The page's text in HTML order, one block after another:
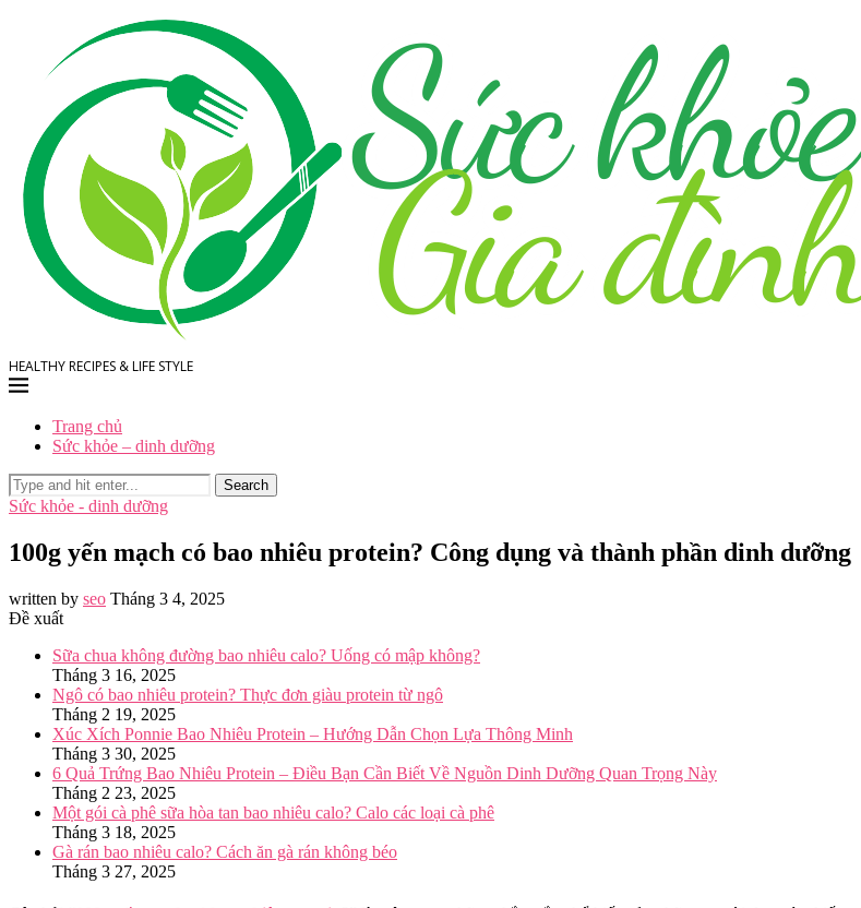
HEALTHY RECIPES & LIFE STYLE
Trang chủ
Sức khỏe – dinh dưỡng
Search
Sức khỏe - dinh dưỡng
100g yến mạch có bao nhiêu protein? Công dụng và thành phần dinh dưỡng
written by seo Tháng 3 4, 2025
Đề xuất
Sữa chua không đường bao nhiêu calo? Uống có mập không?
Tháng 3 16, 2025
Ngô có bao nhiêu protein? Thực đơn giàu protein từ ngô
Tháng 2 19, 2025
Xúc Xích Ponnie Bao Nhiêu Protein – Hướng Dẫn Chọn Lựa Thông Minh
Tháng 3 30, 2025
6 Quả Trứng Bao Nhiêu Protein – Điều Bạn Cần Biết Về Nguồn Dinh Dưỡng Quan Trọng Này
Tháng 2 23, 2025
Một gói cà phê sữa hòa tan bao nhiêu calo? Calo các loại cà phê
Tháng 3 18, 2025
Gà rán bao nhiêu calo? Cách ăn gà rán không béo
Tháng 3 27, 2025